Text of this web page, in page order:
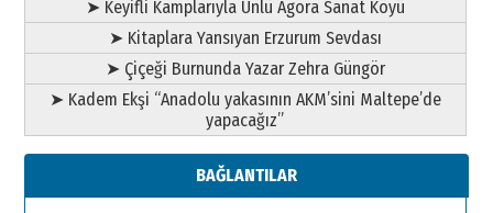
➤ Keyifli Kamplarıyla Ünlü Agora Sanat Köyü
➤ Kitaplara Yansıyan Erzurum Sevdası
➤ Çiçeği Burnunda Yazar Zehra Güngör
➤ Kadem Ekşi “Anadolu yakasının AKM’sini Maltepe’de
yapacağız”
BAĞLANTILAR